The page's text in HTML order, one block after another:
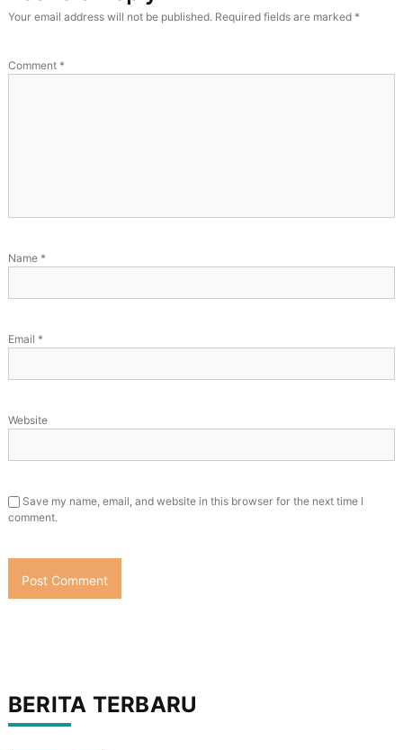
Your email address will not be published. Required fields are marked *
Comment *
Name *
Email *
Website
Save my name, email, and website in this browser for the next time I
comment.
BERITA TERBARU